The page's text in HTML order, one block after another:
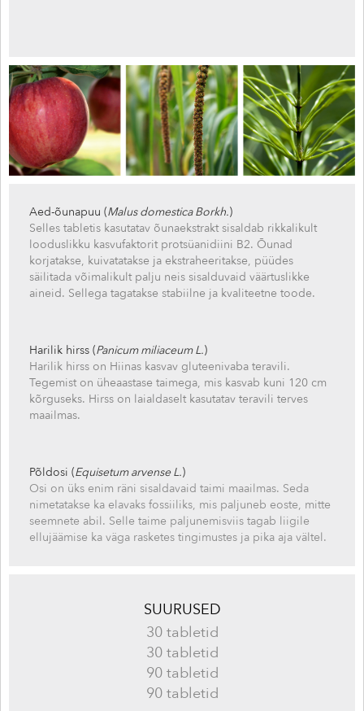
Aed-õunapuu (Malus domestica Borkh.)
Selles tabletis kasutatav õunaekstrakt sisaldab rikkalikult
looduslikku kasvufaktorit protsüanidiini B2. Õunad
korjatakse, kuivatatakse ja ekstraheeritakse, püüdes
säilitada võimalikult palju neis sisalduvaid väärtuslikke
aineid. Sellega tagatakse stabiilne ja kvaliteetne toode.
Harilik hirss (Panicum miliaceum L.)
Harilik hirss on Hiinas kasvav gluteenivaba teravili.
Tegemist on üheaastase taimega, mis kasvab kuni 120 cm
kõrguseks. Hirss on laialdaselt kasutatav teravili terves
maailmas.
Põldosi (Equisetum arvense L.)
Osi on üks enim räni sisaldavaid taimi maailmas. Seda
nimetatakse ka elavaks fossiiliks, mis paljuneb eoste, mitte
seemnete abil. Selle taime paljunemisviis tagab liigile
ellujäämise ka väga rasketes tingimustes ja pika aja vältel.
SUURUSED
30 tabletid
30 tabletid
90 tabletid
90 tabletid